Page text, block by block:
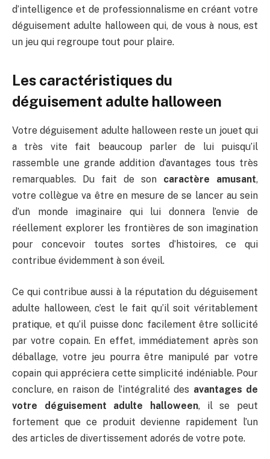
d’intelligence et de professionnalisme en créant votre
déguisement adulte halloween qui, de vous à nous, est
un jeu qui regroupe tout pour plaire.
Les caractéristiques du
déguisement adulte halloween
Votre déguisement adulte halloween reste un jouet qui
a très vite fait beaucoup parler de lui puisqu’il
rassemble une grande addition d’avantages tous très
remarquables. Du fait de son caractère amusant,
votre collègue va être en mesure de se lancer au sein
d’un monde imaginaire qui lui donnera l’envie de
réellement explorer les frontières de son imagination
pour concevoir toutes sortes d’histoires, ce qui
contribue évidemment à son éveil.
Ce qui contribue aussi à la réputation du déguisement
adulte halloween, c’est le fait qu’il soit véritablement
pratique, et qu’il puisse donc facilement être sollicité
par votre copain. En effet, immédiatement après son
déballage, votre jeu pourra être manipulé par votre
copain qui appréciera cette simplicité indéniable. Pour
conclure, en raison de l’intégralité des avantages de
votre déguisement adulte halloween, il se peut
fortement que ce produit devienne rapidement l’un
des articles de divertissement adorés de votre pote.